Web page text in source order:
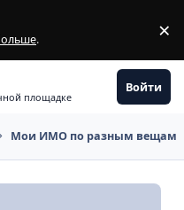
. ×
площадке
Войти
Мои ИМО по разным вещам